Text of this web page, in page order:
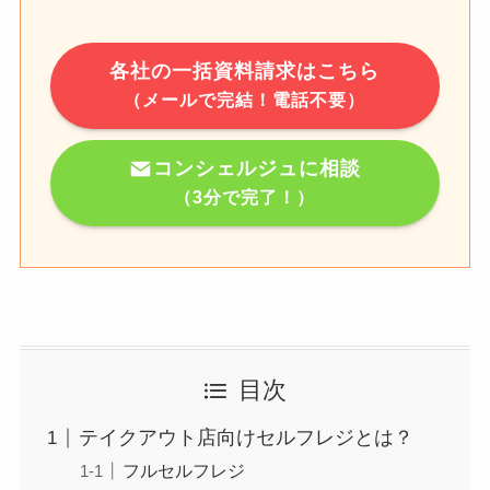
各社の一括資料請求はこちら
（メールで完結！電話不要）
コンシェルジュに相談
（3分で完了！）
目次
テイクアウト店向けセルフレジとは？
フルセルフレジ